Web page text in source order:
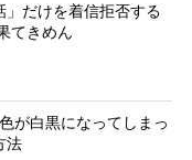
だけを着信拒否する
てきめん
が白黒になってしまっ
法